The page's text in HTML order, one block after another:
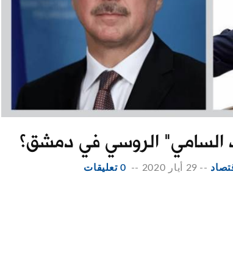
السامي" الروسي في دمشق؟
-- 29 أيار 2020 -- 0 تعليقات